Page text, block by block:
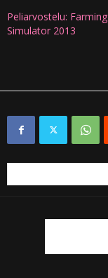
Peliarvostelu: Farming
Simulator 2013